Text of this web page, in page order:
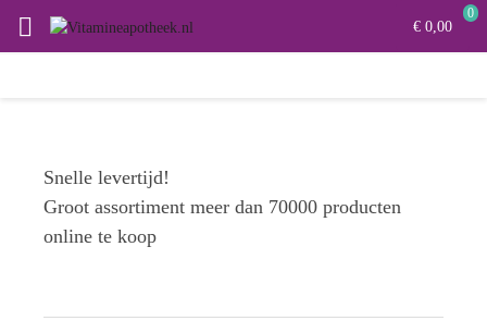
 € 0,00
0
Snelle levertijd!
Groot assortiment meer dan 70000 producten
online te koop